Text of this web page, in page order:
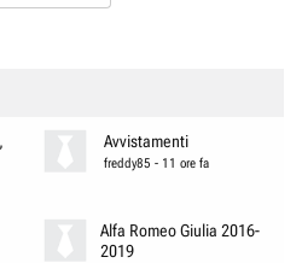
Avvistamenti
freddy85 - 11 ore fa
Alfa Romeo Giulia 2016-
2019